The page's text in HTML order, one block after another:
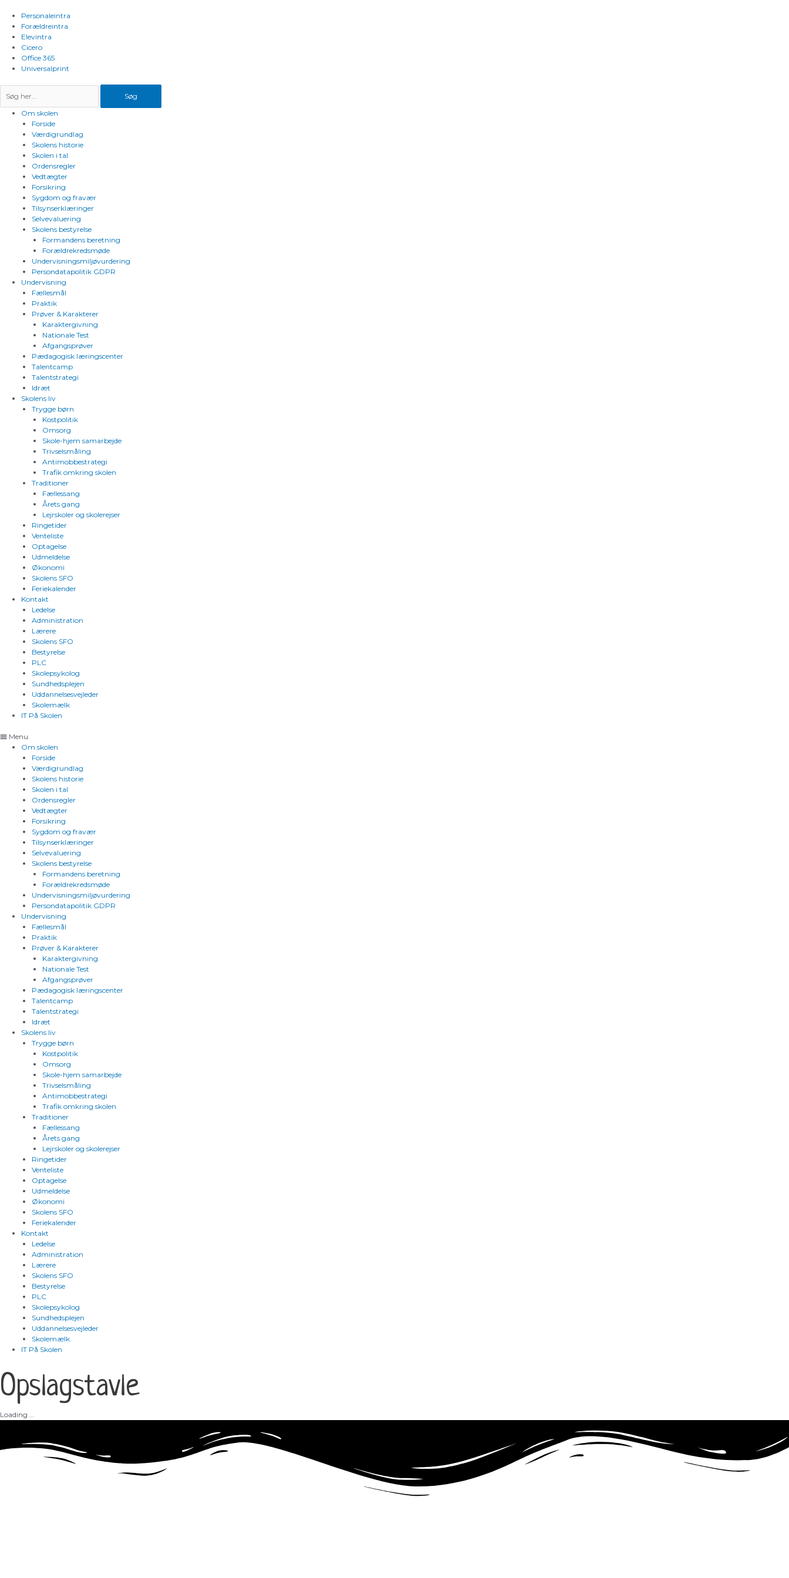
indholdet
Personaleintra
Forældreintra
Elevintra
Cicero
Office 365
Universalprint
Søg
Om skolen
Forside
Værdigrundlag
Skolens historie
Skolen i tal
Ordensregler
Vedtægter
Forsikring
Sygdom og fravær
Tilsynserklæringer
Selvevaluering
Skolens bestyrelse
Formandens beretning
Forældrekredsmøde
Undervisningsmiljøvurdering
Persondatapolitik GDPR
Undervisning
Fællesmål
Praktik
Prøver & Karakterer
Karaktergivning
Nationale Test
Afgangsprøver
Pædagogisk læringscenter
Talentcamp
Talentstrategi
Idræt
Skolens liv
Trygge børn
Kostpolitik
Omsorg
Skole-hjem samarbejde
Trivselsmåling
Antimobbestrategi
Trafik omkring skolen
Traditioner
Fællessang
Årets gang
Lejrskoler og skolerejser
Ringetider
Venteliste
Optagelse
Udmeldelse
Økonomi
Skolens SFO
Feriekalender
Kontakt
Ledelse
Administration
Lærere
Skolens SFO
Bestyrelse
PLC
Skolepsykolog
Sundhedsplejen
Uddannelsesvejleder
Skolemælk
IT På Skolen
Menu
Om skolen
Forside
Værdigrundlag
Skolens historie
Skolen i tal
Ordensregler
Vedtægter
Forsikring
Sygdom og fravær
Tilsynserklæringer
Selvevaluering
Skolens bestyrelse
Formandens beretning
Forældrekredsmøde
Undervisningsmiljøvurdering
Persondatapolitik GDPR
Undervisning
Fællesmål
Praktik
Prøver & Karakterer
Karaktergivning
Nationale Test
Afgangsprøver
Pædagogisk læringscenter
Talentcamp
Talentstrategi
Idræt
Skolens liv
Trygge børn
Kostpolitik
Omsorg
Skole-hjem samarbejde
Trivselsmåling
Antimobbestrategi
Trafik omkring skolen
Traditioner
Fællessang
Årets gang
Lejrskoler og skolerejser
Ringetider
Venteliste
Optagelse
Udmeldelse
Økonomi
Skolens SFO
Feriekalender
Kontakt
Ledelse
Administration
Lærere
Skolens SFO
Bestyrelse
PLC
Skolepsykolog
Sundhedsplejen
Uddannelsesvejleder
Skolemælk
IT På Skolen
Opslagstavle
Loading ...